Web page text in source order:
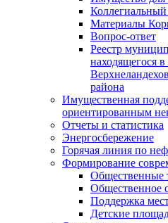
Коллегиальный
Материалы
Вопрос-ответ
Реестр
находящегося
района
Имущественная
ориентированным
Отчеты и статистика
Энергосбережение
Горячая линия по
Формирование
Общественные
Общественное
Поддержка
Детские